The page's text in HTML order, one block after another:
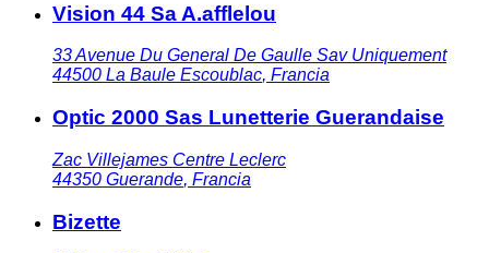
Vision 44 Sa A.afflelou
33 Avenue Du General De Gaulle Sav Uniquement
44500 La Baule Escoublac, Francia
Optic 2000 Sas Lunetterie Guerandaise
Zac Villejames Centre Leclerc
44350 Guerande, Francia
Bizette